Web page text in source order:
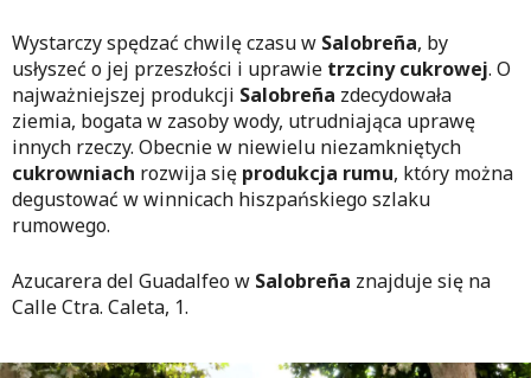
Wystarczy spędzać chwilę czasu w Salobreña, by
usłyszeć o jej przeszłości i uprawie trzciny cukrowej. O
najważniejszej produkcji Salobreña zdecydowała
ziemia, bogata w zasoby wody, utrudniająca uprawę
innych rzeczy. Obecnie w niewielu niezamkniętych
cukrowniach rozwija się produkcja rumu, który można
degustować w winnicach hiszpańskiego szlaku
rumowego.
Azucarera del Guadalfeo w Salobreña znajduje się na
Calle Ctra. Caleta, 1.